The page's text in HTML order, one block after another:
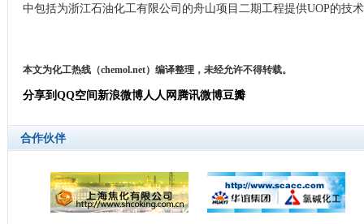
中包括为浙江石油化工有限公司的舟山项目二期工程提供UOP的技
本文为化工热线（chemol.net）编译整理，未经允许不得转载。
分享到 QQ空间新浪微博人人网 腾讯微博豆瓣
合作伙伴